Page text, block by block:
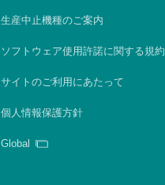
生産中止機種のご案内
ソフトウェア使用許諾に関する規約
サイトのご利用にあたって
個人情報保護方針
Global